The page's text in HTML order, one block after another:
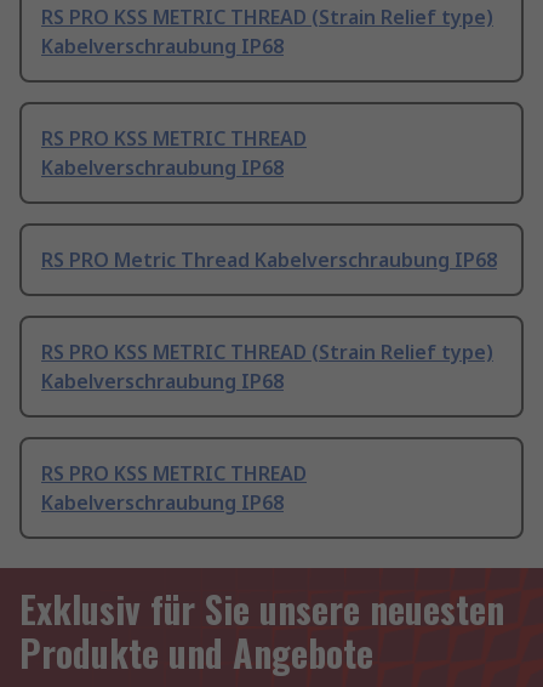
RS PRO KSS METRIC THREAD (Strain Relief type)
Kabelverschraubung IP68
RS PRO KSS METRIC THREAD
Kabelverschraubung IP68
RS PRO Metric Thread Kabelverschraubung IP68
RS PRO KSS METRIC THREAD (Strain Relief type)
Kabelverschraubung IP68
RS PRO KSS METRIC THREAD
Kabelverschraubung IP68
Exklusiv für Sie unsere neuesten
Produkte und Angebote